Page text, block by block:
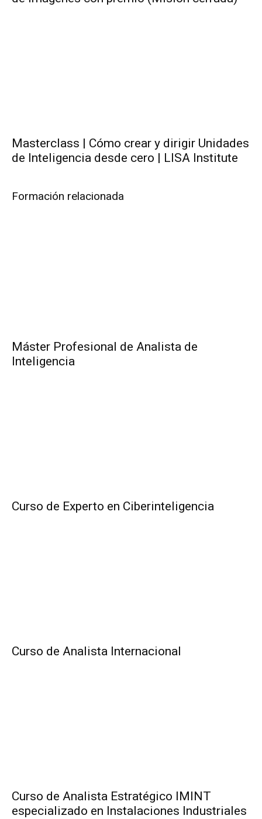
Masterclass | Cómo crear y dirigir Unidades
de Inteligencia desde cero | LISA Institute
Formación relacionada
Máster Profesional de Analista de
Inteligencia
Curso de Experto en Ciberinteligencia
Curso de Analista Internacional
Curso de Analista Estratégico IMINT
especializado en Instalaciones Industriales